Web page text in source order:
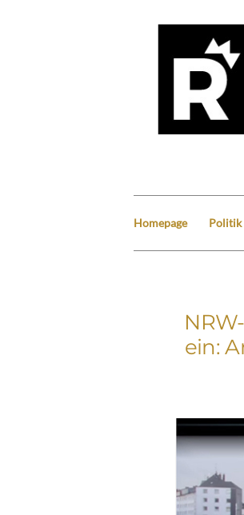
Homepage Politik
ein: